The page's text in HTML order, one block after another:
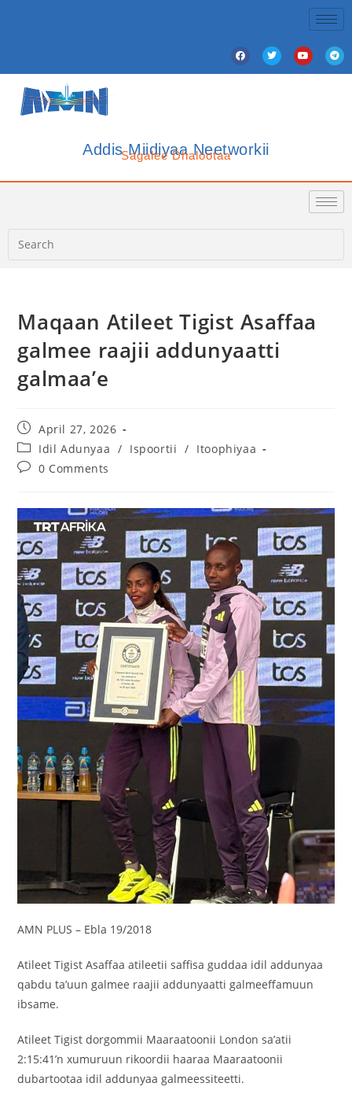
Addis Miidiyaa Neetworkii
Sagalee Dhalootaa
Maqaan Atileet Tigist Asaffaa
galmee raajii addunyaatti
galmaa’e
April 27, 2026
Idil Adunyaa / Ispoortii / Itoophiyaa
0 Comments
AMN PLUS – Ebla 19/2018
Atileet Tigist Asaffaa atileetii saffisa guddaa idil addunyaa
qabdu ta’uun galmee raajii addunyaatti galmeeffamuun
ibsame.
Atileet Tigist dorgommii Maaraatoonii London sa’atii
2:15:41’n xumuruun rikoordii haaraa Maaraatoonii
dubartootaa idil addunyaa galmeessiteetti.